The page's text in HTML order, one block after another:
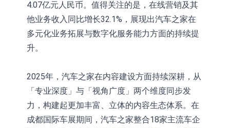
敏捷控股(00186.HK)涨+82.50%
化服务
嘉立创：公司主要提供EDA/CAM、
PCB、电子元器件等电子及机械产业
工信部：鼓励民爆企业依法依规实施
100%
【异动股】焦炭Ⅲ板块下挫，陕西黑
猫(601015.CN)跌8.38%
4.07亿元人民币。值得关注的是，在线营销及其
他业务收入同比增长32.1%，展现出汽车之家在
多元化业务拓展与数字化服务能力方面的持续提
升。
2025年，汽车之家在内容建设方面持续深耕，从
「专业深度」与「视角广度」两个维度同步发
力，构建起更加丰富、立体的内容生态体系。在
成都国际车展期间，汽车之家整合18家主流车企